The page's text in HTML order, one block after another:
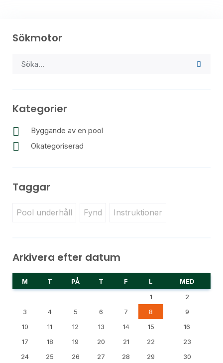
Sökmotor
Kategorier
Byggande av en pool
Okategoriserad
Taggar
Pool underhåll Fynd Instruktioner
Arkivera efter datum
M T PÅ T F L
MED
1
2
3
4 5 6 7 8
9
10
11 12 13 14 15
16
17
18 19 20 21 22
23
24
25 26 27 28 29
30